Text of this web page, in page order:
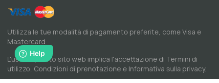
Utilizza le tue modalità di pagamento preferite, come Visa e
Mastercard
L'uso di questo sito web implica l'accettazione di Termini di
utilizzo, Condizioni di prenotazione e Informativa sulla privacy.